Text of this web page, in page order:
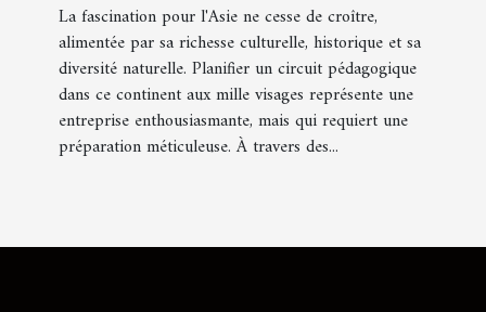
La fascination pour l'Asie ne cesse de croître,
alimentée par sa richesse culturelle, historique et sa
diversité naturelle. Planifier un circuit pédagogique
dans ce continent aux mille visages représente une
entreprise enthousiasmante, mais qui requiert une
préparation méticuleuse. À travers des...